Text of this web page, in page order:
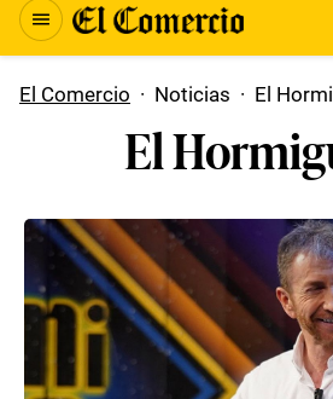
El Comercio · Noticias · El
El